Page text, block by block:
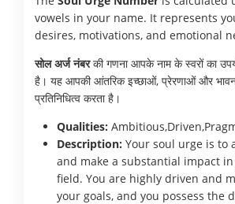
vowels in your name. It represents
desires, motivations, and emotional
सोल अर्ज नंबरकी गणना आपके नाम के स्वरों का
है। यह आपकी आंतरिक इच्छाओं, प्रेरणाओं और
प्रतिनिधित्व करता है।
Qualities:
Description: Your soul urge is to
and make a substantial impact
field. You are highly driven and
your goals, and you possess the